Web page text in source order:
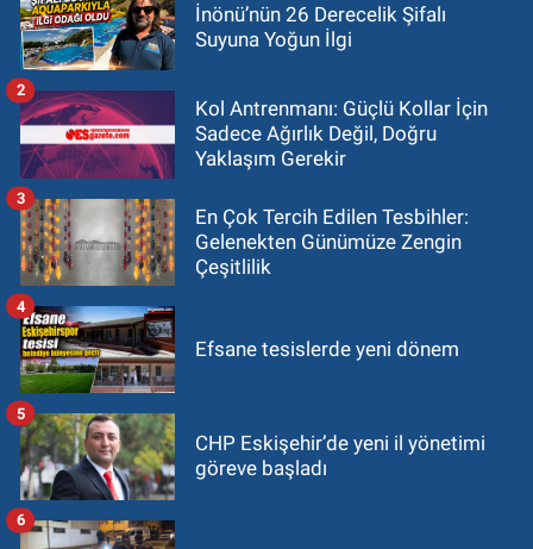
İnönü’nün 26 Derecelik Şifalı
Suyuna Yoğun İlgi
Kol Antrenmanı: Güçlü Kollar İçin
Sadece Ağırlık Değil, Doğru
Yaklaşım Gerekir
2
En Çok Tercih Edilen Tesbihler:
Gelenekten Günümüze Zengin
Çeşitlilik
3
Efsane tesislerde yeni dönem
4
CHP Eskişehir’de yeni il yönetimi
göreve başladı
5
6